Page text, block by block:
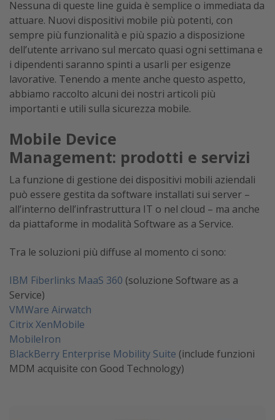
Nessuna di queste line guida è semplice o immediata da
attuare. Nuovi dispositivi mobile più potenti, con
sempre più funzionalità e più spazio a disposizione
dell’utente arrivano sul mercato quasi ogni settimana e
i dipendenti saranno spinti a usarli per esigenze
lavorative. Tenendo a mente anche questo aspetto,
abbiamo raccolto alcuni dei nostri articoli più
importanti e utili sulla sicurezza mobile.
Mobile Device
Management: prodotti e servizi
La funzione di gestione dei dispositivi mobili aziendali
può essere gestita da software installati sui server –
all’interno dell’infrastruttura IT o nel cloud – ma anche
da piattaforme in modalità Software as a Service.
Tra le soluzioni più diffuse al momento ci sono:
IBM Fiberlinks MaaS 360 (soluzione Software as a
Service)
VMWare Airwatch
Citrix XenMobile
MobileIron
BlackBerry Enterprise Mobility Suite (include funzioni
MDM acquisite con Good Technology)